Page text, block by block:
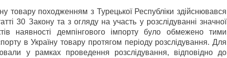
товару походженням з Турецької Республіки здійснювався
30 Закону та з огляду на участь у розслідуванні значної
наявності демпінгового імпорту було обмежено тими
в Україну товару протягом періоду розслідування. Для
у рамках проведення розслідування, відповідно до